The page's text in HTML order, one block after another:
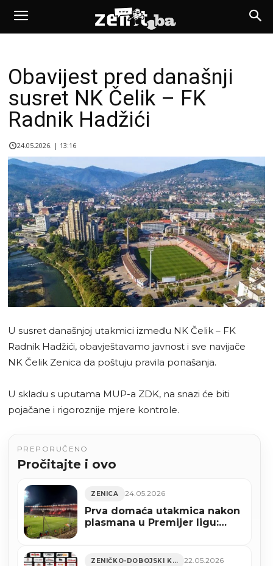
Obavijest pred današnji
susret NK Čelik – FK
Radnik Hadžići
24.05.2026. | 13:16
U susret današnjoj utakmici između NK Čelik – FK
Radnik Hadžići, obavještavamo javnost i sve navijače
NK Čelik Zenica da poštuju pravila ponašanja.
U skladu s uputama MUP-a ZDK, na snazi će biti
pojačane i rigoroznije mjere kontrole.
PREPORUČENO
Pročitajte i ovo
ZENICA 24.05.2026
Prva domaća utakmica nakon
plasmana u Premijer ligu:
ZENIČKO-DOBOJSKI KANTON 22.05.2026